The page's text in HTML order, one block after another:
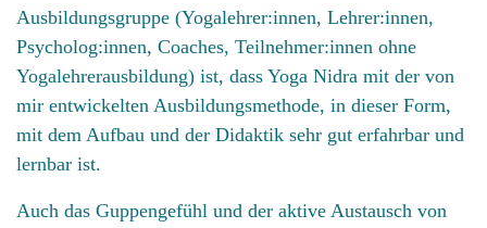
Ausbildungsgruppe (Yogalehrer:innen, Lehrer:innen,
Psycholog:innen, Coaches, Teilnehmer:innen ohne
Yogalehrerausbildung) ist, dass Yoga Nidra mit der von
mir entwickelten Ausbildungsmethode, in dieser Form,
mit dem Aufbau und der Didaktik sehr gut erfahrbar und
lernbar ist.
Auch das Guppengefühl und der aktive Austausch von